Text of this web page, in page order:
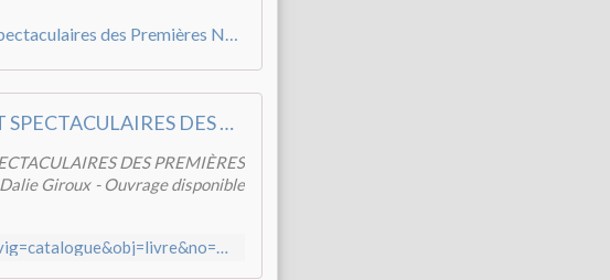
Livres, ebooks : ARTS PERFORMATIFS ET SPECTACULAIRES DES PREMIÈRES NATIONS DE L'EST DU CANADA, Jérôme Dubois, Dalie Giroux
DES PREMIÈRES
Giroux - Ouvrage disponible
http://www.editions-harmattan.fr/index.asp?navig=catalogue&obj=livre&no=42837